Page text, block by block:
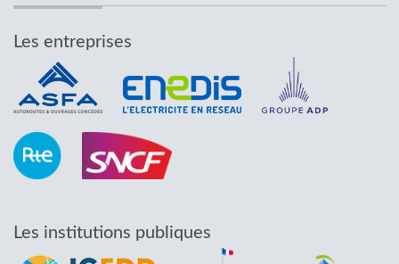
Les entreprises
Les institutions publiques